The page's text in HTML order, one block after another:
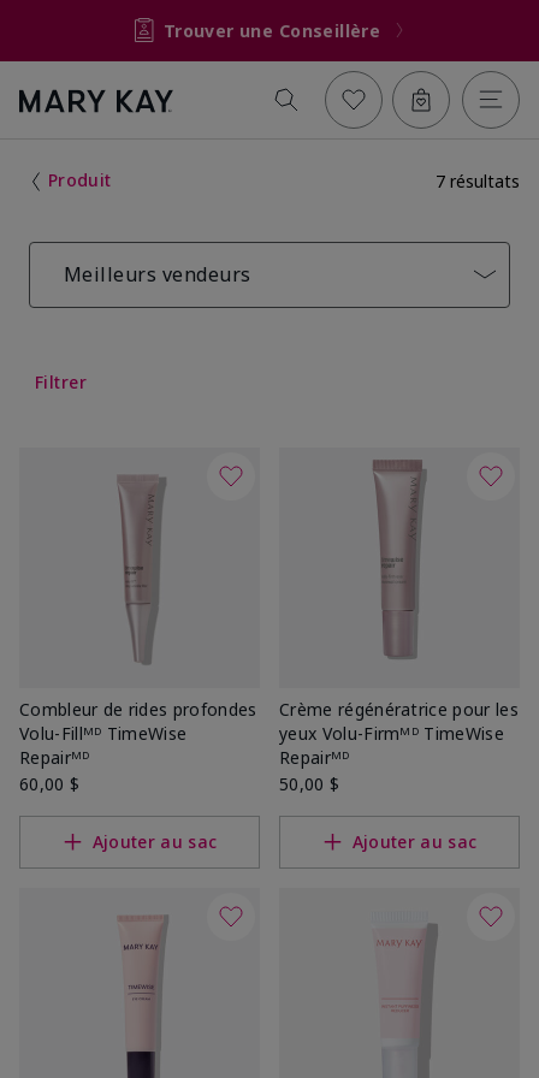
Trouver une Conseillère
Produit 7 résultats
Meilleurs vendeurs
Filtrer
Combleur de rides profondes
Volu-Fillᴹᴰ TimeWise
Repairᴹᴰ
60,00 $
Ajouter au sac
Crème régénératrice pour les
yeux Volu-Firmᴹᴰ TimeWise
Repairᴹᴰ
50,00 $
Ajouter au sac